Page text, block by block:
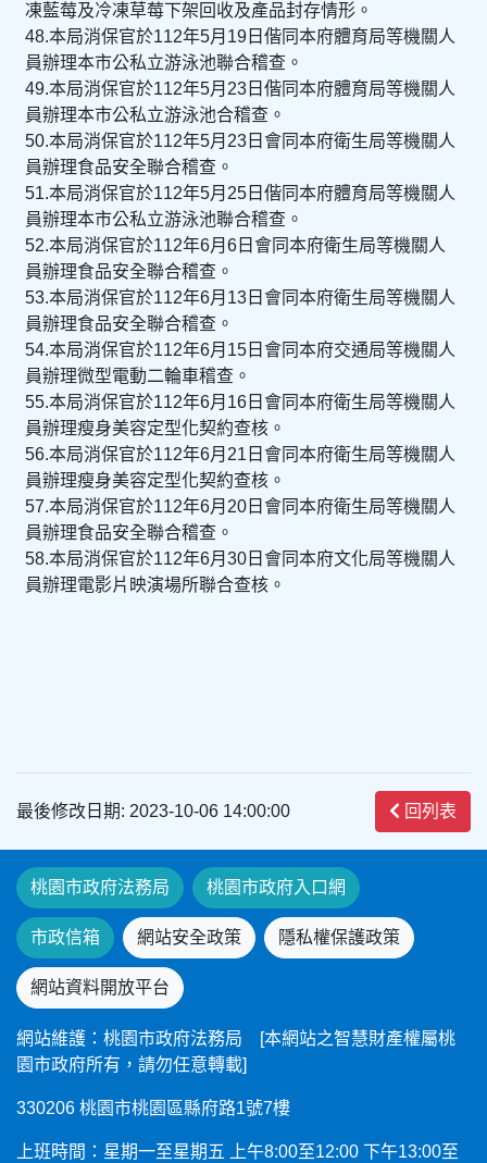
凍藍莓及冷凍草莓下架回收及產品封存情形。
48.本局消保官於112年5月19日偕同本府體育局等機關人
員辦理本市公私立游泳池聯合稽查。
49.本局消保官於112年5月23日偕同本府體育局等機關人
員辦理本市公私立游泳池合稽查。
50.本局消保官於112年5月23日會同本府衛生局等機關人
員辦理食品安全聯合稽查。
51.本局消保官於112年5月25日偕同本府體育局等機關人
員辦理本市公私立游泳池聯合稽查。
52.本局消保官於112年6月6日會同本府衛生局等機關人
員辦理食品安全聯合稽查。
53.本局消保官於112年6月13日會同本府衛生局等機關人
員辦理食品安全聯合稽查。
54.本局消保官於112年6月15日會同本府交通局等機關人
員辦理微型電動二輪車稽查。
55.本局消保官於112年6月16日會同本府衛生局等機關人
員辦理瘦身美容定型化契約查核。
56.本局消保官於112年6月21日會同本府衛生局等機關人
員辦理瘦身美容定型化契約查核。
57.本局消保官於112年6月20日會同本府衛生局等機關人
員辦理食品安全聯合稽查。
58.本局消保官於112年6月30日會同本府文化局等機關人
員辦理電影片映演場所聯合查核。
最後修改日期: 2023-10-06 14:00:00 回列表
桃園市政府法務局 桃園市政府入口網
市政信箱 網站安全政策 隱私權保護政策
網站資料開放平台
網站維護：桃園市政府法務局 [本網站之智慧財產權屬桃
園市政府所有，請勿任意轉載]
330206 桃園市桃園區縣府路1號7樓
上班時間：星期一至星期五 上午8:00至12:00 下午13:00至